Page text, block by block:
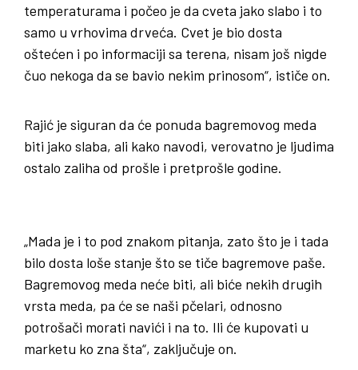
temperaturama i počeo je da cveta jako slabo i to
samo u vrhovima drveća. Cvet je bio dosta
oštećen i po informaciji sa terena, nisam još nigde
čuo nekoga da se bavio nekim prinosom“, ističe on.
Rajić je siguran da će ponuda bagremovog meda
biti jako slaba, ali kako navodi, verovatno je ljudima
ostalo zaliha od prošle i pretprošle godine.
„Mada je i to pod znakom pitanja, zato što je i tada
bilo dosta loše stanje što se tiče bagremove paše.
Bagremovog meda neće biti, ali biće nekih drugih
vrsta meda, pa će se naši pčelari, odnosno
potrošači morati navići i na to. Ili će kupovati u
marketu ko zna šta“, zaključuje on.